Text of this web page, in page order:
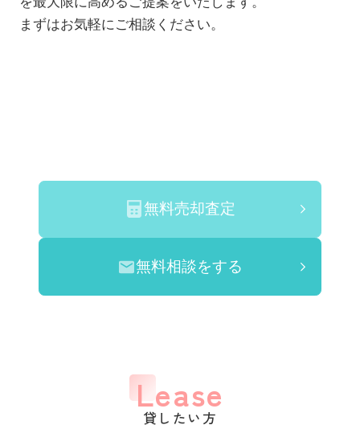
まずはお気軽にご相談ください。
無料売却査定
無料相談をする
Lease
貸したい方